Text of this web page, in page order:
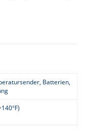
Batterien,